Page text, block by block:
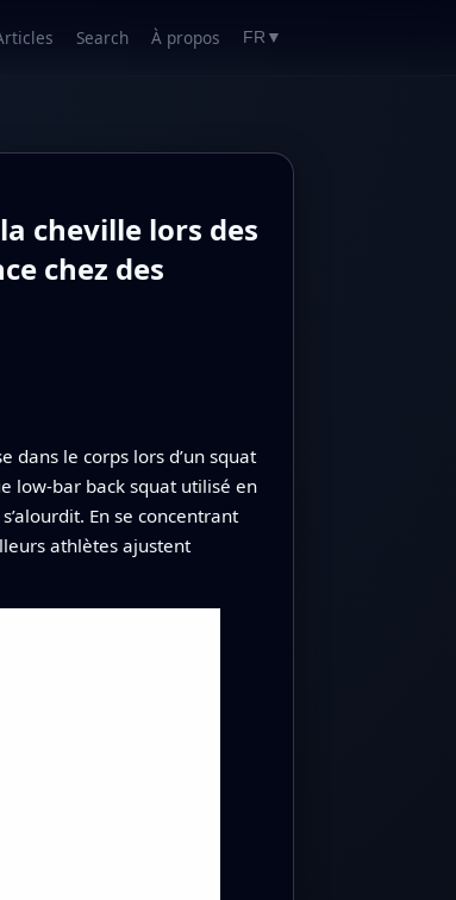
Search À propos FR ▼
cheville lors des
chez des
dans le corps lors d’un squat
low-bar back squat utilisé en
En se concentrant
athlètes ajustent